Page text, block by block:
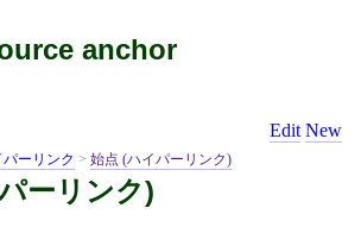
anchor
Edit New
パーリンク > 始点 (ハイパーリンク)
ーリンク)